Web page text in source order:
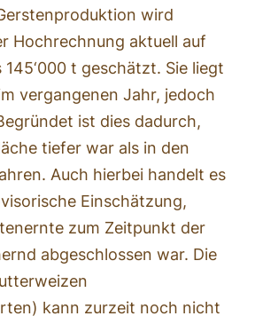
wird
Hochrechnung aktuell auf
t geschätzt. Sie liegt
vergangenen Jahr, jedoch
ist dies dadurch,
tiefer war als in den
Auch hierbei handelt es
Einschätzung,
zum Zeitpunkt der
abgeschlossen war. Die
kann zurzeit noch nicht